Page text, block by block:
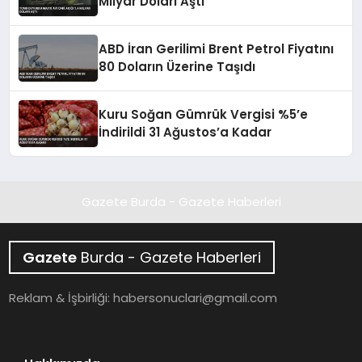
ABD İran Gerilimi Brent Petrol Fiyatını
80 Doların Üzerine Taşıdı
Kuru Soğan Gümrük Vergisi %5’e
İndirildi 31 Ağustos’a Kadar
Gazete Burda - Gazete Haberleri
Gazete Burda - Gazete Haberleri
Reklam & İşbirliği:habersonuclari@gmail.com